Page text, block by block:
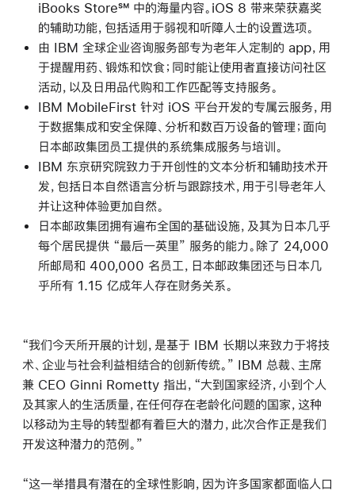
iBooks Store℠ 中的海量内容。iOS 8 带来荣获嘉奖
的辅助功能，包括适用于弱视和听障人士的设置选项。
由 IBM 全球企业咨询服务部专为老年人定制的 app，用
于提醒用药、锻炼和饮食；同时能让使用者直接访问社区
活动，以及日用品代购和工作匹配等支持服务。
IBM MobileFirst 针对 iOS 平台开发的专属云服务，用
于数据集成和安全保障、分析和数百万设备的管理；面向
日本邮政集团员工提供的系统集成服务与培训。
IBM 东京研究院致力于开创性的文本分析和辅助技术开
发，包括日本自然语言分析与跟踪技术，用于引导老年人
并让这种体验更加自然。
日本邮政集团拥有遍布全国的基础设施，及其为日本几乎
每个居民提供 “最后一英里” 服务的能力。除了 24,000
所邮局和 400,000 名员工，日本邮政集团还与日本几
乎所有 1.15 亿成年人存在财务关系。
“我们今天所开展的计划，是基于 IBM 长期以来致力于将技
术、企业与社会利益相结合的创新传统。” IBM 总裁、主席
兼 CEO Ginni Rometty 指出，“大到国家经济，小到个人
及其家人的生活质量，在任何存在老龄化问题的国家，这种
以移动为主导的转型都有着巨大的潜力，此次合作正是我们
开发这种潜力的范例。”
“这一举措具有潜在的全球性影响，因为许多国家都面临人口